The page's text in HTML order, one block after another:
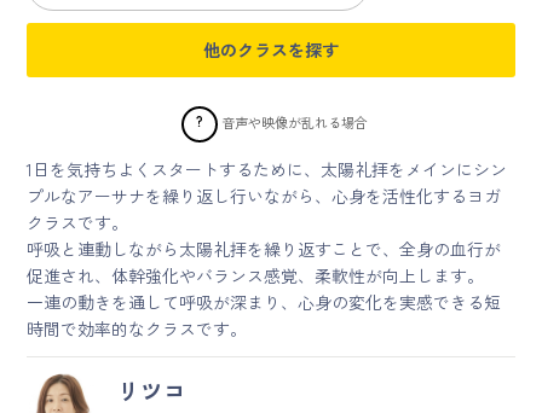
クラス参加にあたっての同意書
特定商取引にかかわる表示
プライバシーポリシー
他のクラスを探す
? 音声や映像が乱れる場合
1日を気持ちよくスタートするために、太陽礼拝をメインにシン
プルなアーサナを繰り返し行いながら、心身を活性化するヨガ
クラスです。
呼吸と連動しながら太陽礼拝を繰り返すことで、全身の血行が
促進され、体幹強化やバランス感覚、柔軟性が向上します。
一連の動きを通して呼吸が深まり、心身の変化を実感できる短
時間で効率的なクラスです。
リツコ